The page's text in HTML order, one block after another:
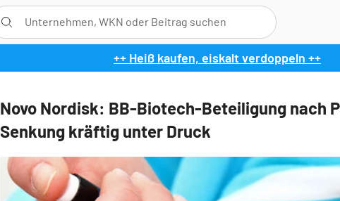
++ Heiß kaufen, eiskalt verdoppeln ++
Novo Nordisk: BB-Biotech-Beteiligung nach
Senkung kräftig unter Druck